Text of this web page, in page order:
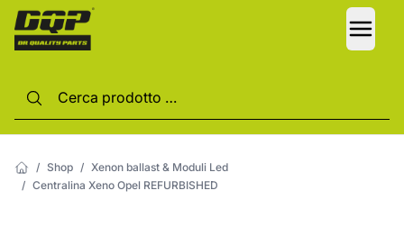
/ Shop / Xenon ballast & Moduli Led
/ Centralina Xeno Opel REFURBISHED